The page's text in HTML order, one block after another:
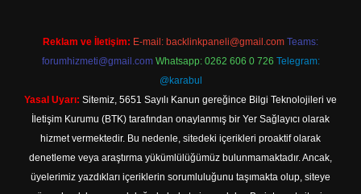
Reklam ve İletişim: E-mail: backlinkpaneli@gmail.com Teams:
forumhizmeti@gmail.com Whatsapp: 0262 606 0 726 Telegram:
@karabul
Yasal Uyarı: Sitemiz, 5651 Sayılı Kanun gereğince Bilgi Teknolojileri ve
İletişim Kurumu (BTK) tarafından onaylanmış bir Yer Sağlayıcı olarak
hizmet vermektedir. Bu nedenle, sitedeki içerikleri proaktif olarak
denetleme veya araştırma yükümlülüğümüz bulunmamaktadır. Ancak,
üyelerimiz yazdıkları içeriklerin sorumluluğunu taşımakta olup, siteye